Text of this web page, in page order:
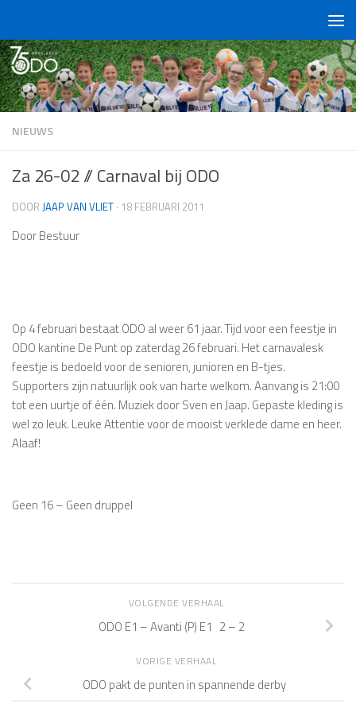
NIEUWS
Za 26-02 // Carnaval bij ODO
DOOR JAAP VAN VLIET · 18 FEBRUARI 2011
Door Bestuur
Op 4 februari bestaat ODO al weer 61 jaar. Tijd voor een feestje in
ODO kantine De Punt op zaterdag 26 februari. Het carnavalesk
feestje is bedoeld voor de senioren, junioren en B-tjes.
Supporters zijn natuurlijk ook van harte welkom. Aanvang is 21:00
tot een uurtje of één. Muziek door Sven en Jaap. Gepaste kleding is
wel zo leuk. Leuke Attentie voor de mooist verklede dame en heer.
Alaaf!
Geen 16 – Geen druppel
VOLGENDE VERHAAL
ODO E1 – Avanti (P) E1 2 – 2
VORIGE VERHAAL
ODO pakt de punten in spannende derby